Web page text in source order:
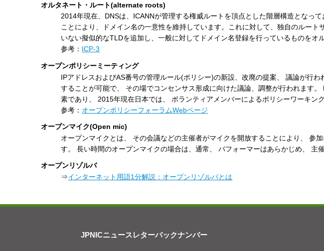
オルタネート・ルート(alternate roots)
2014年現在、DNSは、ICANNが管理する権威ルートを頂点とした階層構造となっ
ことにより、ドメイン名の一意性を維持しています。これに対して、独自のルー
いない擬似的なTLDを追加し、一般に対してドメイン名登録を行っているものをオ
参考： ICP-3
オープンポリシーミーティング
IPアドレスおよびAS番号の管理ルール(ポリシー)の新設、改廃の提案、 議論が行
することが可能で、 その場でコンセンサス形成に向けた議論、調整が行われます
素であり、 2015年現在日本では、 ボランティアメンバーによるポリシーワーキン
参考： オープンポリシーフォーラムWebページ
オープンマイク(Open mic)
オープンマイクとは、 その会議などの主催者がマイクを開放することにより、 参
す。 長い時間のオープンマイクの場合は、通常、 パフォーマーはあらかじめ、 主
オープンリゾルバ
⇒インターネット用語1分解説：オープンリゾルバとは
JPNICニュースレターバックナンバー